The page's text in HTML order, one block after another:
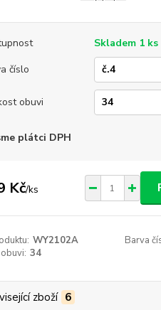
Skladem 1 ks
číslo
obuvi
plátci DPH
Kč/ks
WY2102A Barva
34
zboží 6